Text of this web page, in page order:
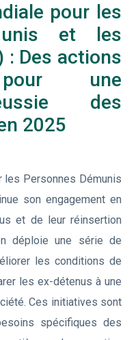
pour les
et les
: Des actions
pour une
des
2025
les Personnes Démunis
son engagement en
et de leur réinsertion
déploie une série de
les conditions de
les ex-détenus à une
Ces initiatives sont
spécifiques des